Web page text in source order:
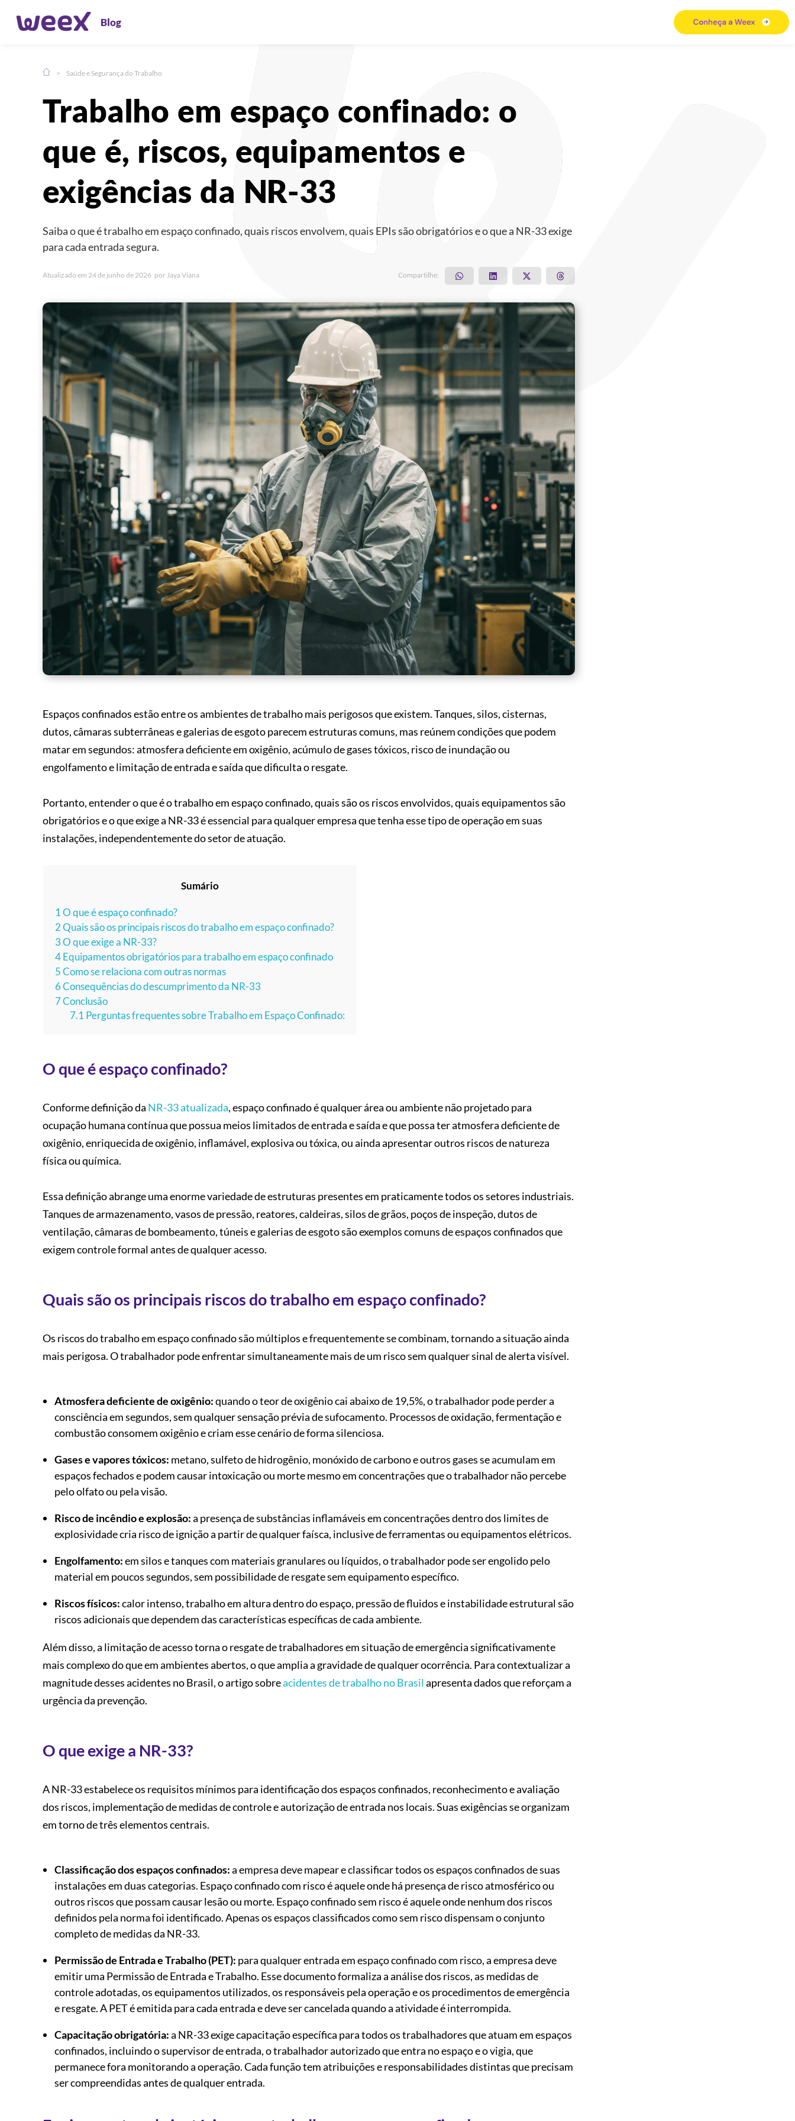
Blog
Compartilhe:
> Saúde e Segurança do Trabalho
Trabalho em espaço confinado: o
que é, riscos, equipamentos e
exigências da NR-33
Saiba o que é trabalho em espaço confinado, quais riscos envolvem, quais EPIs são obrigatórios e o que a NR-33 exige
para cada entrada segura.
Atualizado em 24 de junho de 2026 porJaya Viana Compartilhe:
Espaços confinados estão entre os ambientes de trabalho mais perigosos que existem. Tanques, silos, cisternas,
dutos, câmaras subterrâneas e galerias de esgoto parecem estruturas comuns, mas reúnem condições que podem
matar em segundos: atmosfera deficiente em oxigênio, acúmulo de gases tóxicos, risco de inundação ou
engolfamento e limitação de entrada e saída que dificulta o resgate.
Portanto, entender o que é o trabalho em espaço confinado, quais são os riscos envolvidos, quais equipamentos são
obrigatórios e o que exige a NR-33 é essencial para qualquer empresa que tenha esse tipo de operação em suas
instalações, independentemente do setor de atuação.
Sumário
1O que é espaço confinado?
2Quais são os principais riscos do trabalho em espaço confinado?
3O que exige a NR-33?
4Equipamentos obrigatórios para trabalho em espaço confinado
5Como se relaciona com outras normas
6Consequências do descumprimento da NR-33
7Conclusão
7.1 Perguntas frequentes sobre Trabalho em Espaço Confinado:
O que é espaço confinado?
Conforme definição da NR-33 atualizada, espaço confinado é qualquer área ou ambiente não projetado para
ocupação humana contínua que possua meios limitados de entrada e saída e que possa ter atmosfera deficiente de
oxigênio, enriquecida de oxigênio, inflamável, explosiva ou tóxica, ou ainda apresentar outros riscos de natureza
física ou química.
Essa definição abrange uma enorme variedade de estruturas presentes em praticamente todos os setores industriais.
Tanques de armazenamento, vasos de pressão, reatores, caldeiras, silos de grãos, poços de inspeção, dutos de
ventilação, câmaras de bombeamento, túneis e galerias de esgoto são exemplos comuns de espaços confinados que
exigem controle formal antes de qualquer acesso.
Quais são os principais riscos do trabalho em espaço confinado?
Os riscos do trabalho em espaço confinado são múltiplos e frequentemente se combinam, tornando a situação ainda
mais perigosa. O trabalhador pode enfrentar simultaneamente mais de um risco sem qualquer sinal de alerta visível.
Atmosfera deficiente de oxigênio:quando o teor de oxigênio cai abaixo de 19,5%, o trabalhador pode perder a
consciência em segundos, sem qualquer sensação prévia de sufocamento. Processos de oxidação, fermentação e
combustão consomem oxigênio e criam esse cenário de forma silenciosa.
Gases e vapores tóxicos: metano, sulfeto de hidrogênio, monóxido de carbono e outros gases se acumulam em
espaços fechados e podem causar intoxicação ou morte mesmo em concentrações que o trabalhador não percebe
pelo olfato ou pela visão.
Risco de incêndio e explosão:a presença de substâncias inflamáveis em concentrações dentro dos limites de
explosividade cria risco de ignição a partir de qualquer faísca, inclusive de ferramentas ou equipamentos elétricos.
Engolfamento:em silos e tanques com materiais granulares ou líquidos, o trabalhador pode ser engolido pelo
material em poucos segundos, sem possibilidade de resgate sem equipamento específico.
Riscos físicos:calor intenso, trabalho em altura dentro do espaço, pressão de fluidos e instabilidade estrutural são
riscos adicionais que dependem das características específicas de cada ambiente.
Além disso, a limitação de acesso torna o resgate de trabalhadores em situação de emergência significativamente
mais complexo do que em ambientes abertos, o que amplia a gravidade de qualquer ocorrência. Para contextualizar a
magnitude desses acidentes no Brasil, o artigo sobreacidentes de trabalho no Brasil apresenta dados que reforçam a
urgência da prevenção.
O que exige a NR-33?
A NR-33 estabelece os requisitos mínimos para identificação dos espaços confinados, reconhecimento e avaliação
dos riscos, implementação de medidas de controle e autorização de entrada nos locais. Suas exigências se organizam
em torno de três elementos centrais.
Classificação dos espaços confinados:a empresa deve mapear e classificar todos os espaços confinados de suas
instalações em duas categorias. Espaço confinado com risco é aquele onde há presença de risco atmosférico ou
outros riscos que possam causar lesão ou morte. Espaço confinado sem risco é aquele onde nenhum dos riscos
definidos pela norma foi identificado. Apenas os espaços classificados como sem risco dispensam o conjunto
completo de medidas da NR-33.
Permissão de Entrada e Trabalho (PET): para qualquer entrada em espaço confinado com risco, a empresa deve
emitir uma Permissão de Entrada e Trabalho. Esse documento formaliza a análise dos riscos, as medidas de
controle adotadas, os equipamentos utilizados, os responsáveis pela operação e os procedimentos de emergência
e resgate. A PET é emitida para cada entrada e deve ser cancelada quando a atividade é interrompida.
Capacitação obrigatória:a NR-33 exige capacitação específica para todos os trabalhadores que atuam em espaços
confinados, incluindo o supervisor de entrada, o trabalhador autorizado que entra no espaço e o vigia, que
permanece fora monitorando a operação. Cada função tem atribuições e responsabilidades distintas que precisam
ser compreendidas antes de qualquer entrada.